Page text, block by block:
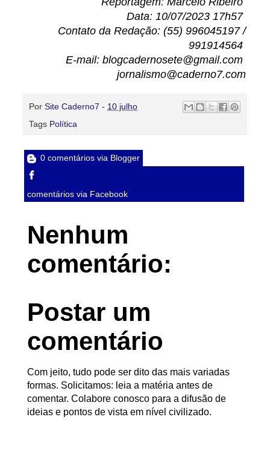
Data: 10/07/2023 17h57
Contato da Redação: (55) 996045197 /
991914564
E-mail: blogcadernosete@gmail.com
jornalismo@caderno7.com
Por Site Caderno7 - 10 julho
Tags Política
0 comentários via Blogger
comentários via Facebook
Nenhum
comentário:
Postar um
comentário
Com jeito, tudo pode ser dito das mais variadas
formas. Solicitamos: leia a matéria antes de
comentar. Colabore conosco para a difusão de
ideias e pontos de vista em nível civilizado.